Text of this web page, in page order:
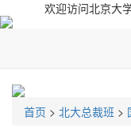
欢迎访问北京大
首页 > 北大总裁班 >